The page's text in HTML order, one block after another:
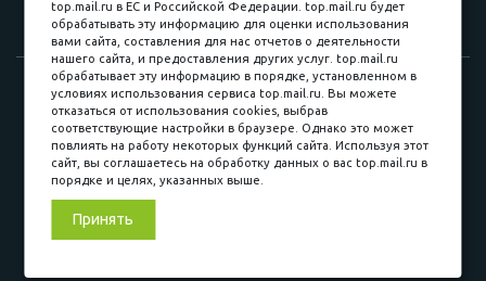
8 (3822) 65-42-10
© 2015-2026. Компания «Мебельный куб».
ИП Саворенко Валерий Александрович. Россия, г. Томск, пл.
Соляная, 6 стр. 16, Цокольный этаж
top.mail.ru в ЕС и Российской Федерации. top.mail.ru будет
обрабатывать эту информацию для оценки использования
вами сайта, составления для нас отчетов о деятельности
нашего сайта, и предоставления других услуг. top.mail.ru
обрабатывает эту информацию в порядке, установленном в
условиях использования сервиса top.mail.ru. Вы можете
отказаться от использования cookies, выбрав
соответствующие настройки в браузере. Однако это может
повлиять на работу некоторых функций сайта. Используя этот
сайт, вы соглашаетесь на обработку данных о вас top.mail.ru в
порядке и целях, указанных выше.
Принять